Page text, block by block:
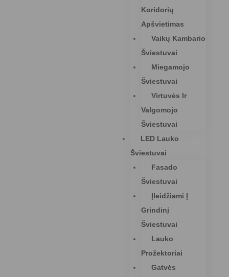
Koridorių
Apšvietimas
Vaikų Kambario
Šviestuvai
Miegamojo
Šviestuvai
Virtuvės Ir
Valgomojo
Šviestuvai
LED Lauko
Šviestuvai
Fasado
Šviestuvai
Įleidžiami Į
Grindinį
Šviestuvai
Lauko
Prožektoriai
Gatvės